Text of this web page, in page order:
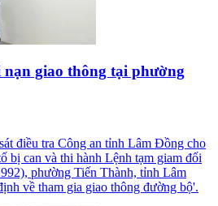
giao thông tại phường
điều tra Công an tỉnh Lâm Đồng cho
bị can và thi hành Lệnh tạm giam đối
phường Tiến Thành, tỉnh Lâm
về tham gia giao thông đường bộ'.